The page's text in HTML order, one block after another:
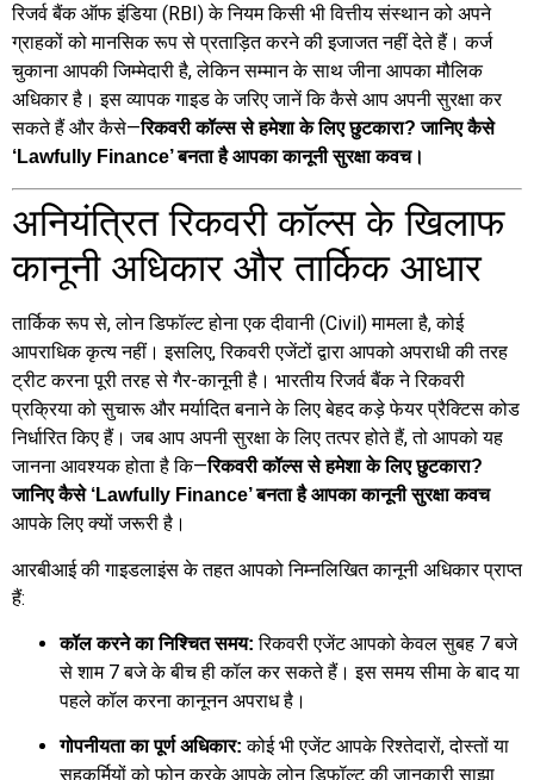
रिजर्व बैंक ऑफ इंडिया (RBI) के नियम किसी भी वित्तीय संस्थान को अपने
ग्राहकों को मानसिक रूप से प्रताड़ित करने की इजाजत नहीं देते हैं। कर्ज
चुकाना आपकी जिम्मेदारी है, लेकिन सम्मान के साथ जीना आपका मौलिक
अधिकार है। इस व्यापक गाइड के जरिए जानें कि कैसे आप अपनी सुरक्षा कर
सकते हैं और कैसे—रिकवरी कॉल्स से हमेशा के लिए छुटकारा? जानिए कैसे
‘Lawfully Finance’ बनता है आपका कानूनी सुरक्षा कवच।
अनियंत्रित रिकवरी कॉल्स के खिलाफ
कानूनी अधिकार और तार्किक आधार
तार्किक रूप से, लोन डिफॉल्ट होना एक दीवानी (Civil) मामला है, कोई
आपराधिक कृत्य नहीं। इसलिए, रिकवरी एजेंटों द्वारा आपको अपराधी की तरह
ट्रीट करना पूरी तरह से गैर-कानूनी है। भारतीय रिजर्व बैंक ने रिकवरी
प्रक्रिया को सुचारू और मर्यादित बनाने के लिए बेहद कड़े फेयर प्रैक्टिस कोड
निर्धारित किए हैं। जब आप अपनी सुरक्षा के लिए तत्पर होते हैं, तो आपको यह
जानना आवश्यक होता है कि—रिकवरी कॉल्स से हमेशा के लिए छुटकारा?
जानिए कैसे ‘Lawfully Finance’ बनता है आपका कानूनी सुरक्षा कवच
आपके लिए क्यों जरूरी है।
आरबीआई की गाइडलाइंस के तहत आपको निम्नलिखित कानूनी अधिकार प्राप्त
हैं:
कॉल करने का निश्चित समय: रिकवरी एजेंट आपको केवल सुबह 7 बजे
से शाम 7 बजे के बीच ही कॉल कर सकते हैं। इस समय सीमा के बाद या
पहले कॉल करना कानूनन अपराध है।
गोपनीयता का पूर्ण अधिकार: कोई भी एजेंट आपके रिश्तेदारों, दोस्तों या
सहकर्मियों को फोन करके आपके लोन डिफॉल्ट की जानकारी साझा